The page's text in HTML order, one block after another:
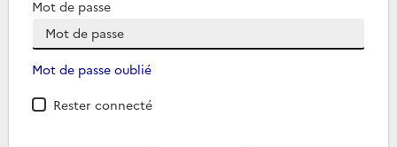
Mot de passe
Mot de passe oublié
Rester connecté